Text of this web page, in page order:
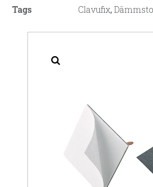
Tags
Clavufix,